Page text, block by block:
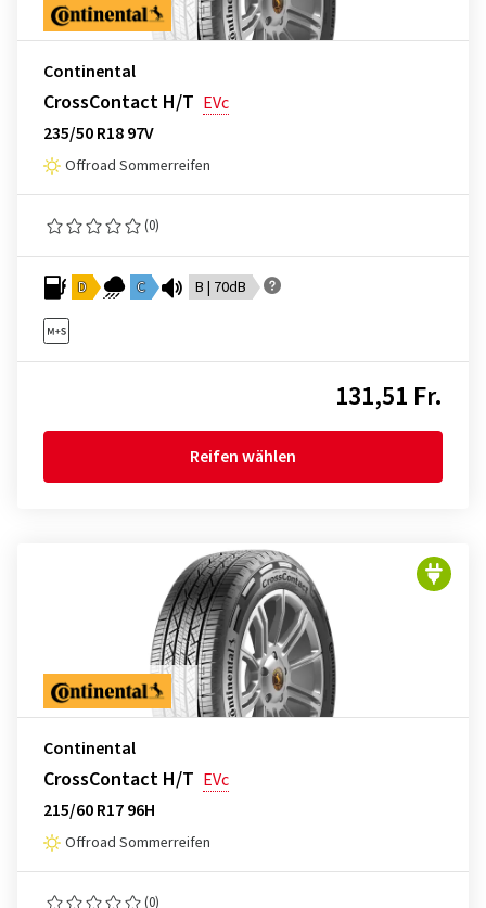
Continental
CrossContact H/T EVc
235/50 R18 97V
Offroad Sommerreifen
(0)
D C B | 70dB
131,51 Fr.
Reifen wählen
Continental
CrossContact H/T EVc
215/60 R17 96H
Offroad Sommerreifen
(0)